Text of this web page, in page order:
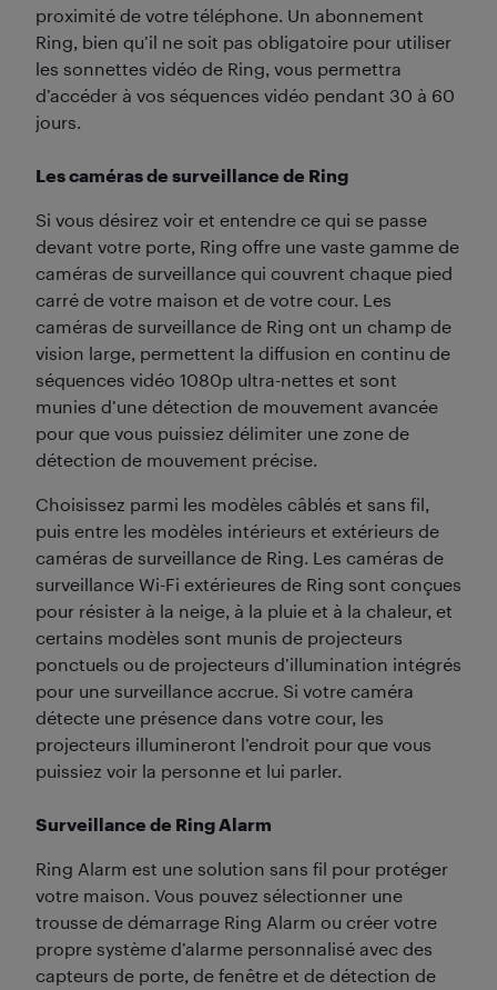
proximité de votre téléphone. Un abonnement
Ring, bien qu’il ne soit pas obligatoire pour utiliser
les sonnettes vidéo de Ring, vous permettra
d’accéder à vos séquences vidéo pendant 30 à 60
jours.
Les caméras de surveillance de Ring
Si vous désirez voir et entendre ce qui se passe
devant votre porte, Ring offre une vaste gamme de
caméras de surveillance qui couvrent chaque pied
carré de votre maison et de votre cour. Les
caméras de surveillance de Ring ont un champ de
vision large, permettent la diffusion en continu de
séquences vidéo 1080p ultra-nettes et sont
munies d’une détection de mouvement avancée
pour que vous puissiez délimiter une zone de
détection de mouvement précise.
Choisissez parmi les modèles câblés et sans fil,
puis entre les modèles intérieurs et extérieurs de
caméras de surveillance de Ring. Les caméras de
surveillance Wi-Fi extérieures de Ring sont conçues
pour résister à la neige, à la pluie et à la chaleur, et
certains modèles sont munis de projecteurs
ponctuels ou de projecteurs d’illumination intégrés
pour une surveillance accrue. Si votre caméra
détecte une présence dans votre cour, les
projecteurs illumineront l’endroit pour que vous
puissiez voir la personne et lui parler.
Surveillance de Ring Alarm
Ring Alarm est une solution sans fil pour protéger
votre maison. Vous pouvez sélectionner une
trousse de démarrage Ring Alarm ou créer votre
propre système d’alarme personnalisé avec des
capteurs de porte, de fenêtre et de détection de